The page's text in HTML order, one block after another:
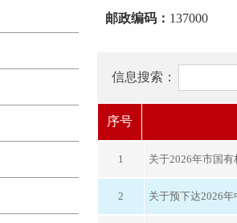
邮政编码： 137000
信息搜索：
序号
1 关于2026年市国
2 关于预下达2026